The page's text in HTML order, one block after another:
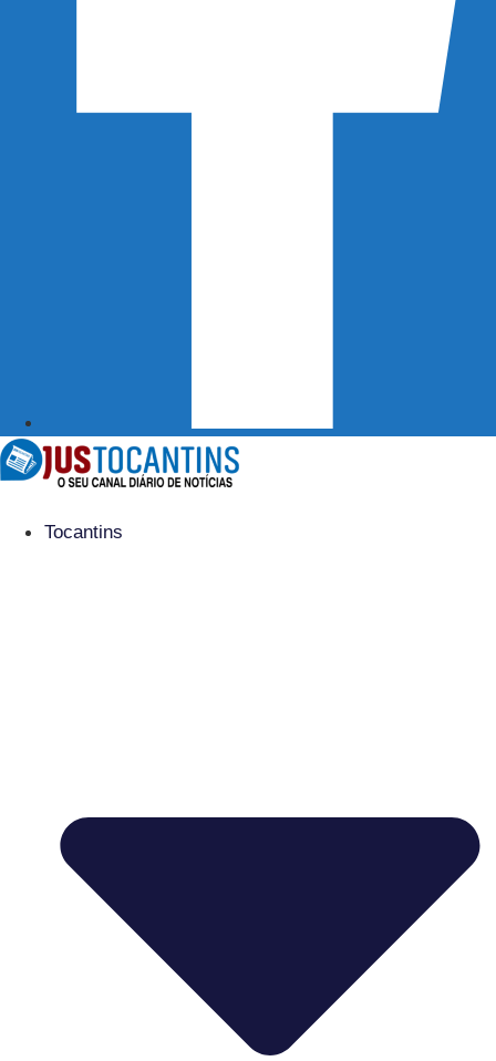
Tocantins